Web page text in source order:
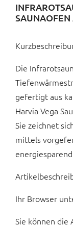
SAUNAOFEN
Die
gefertigt aus
Harvia Vega
Sie zeichnet
mittels
Ihr Browser
Sie können die